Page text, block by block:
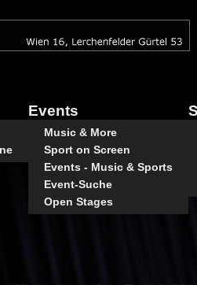
Events
Music & More
Sport on Screen
Events - Music & Sports
Event-Suche
Open Stages